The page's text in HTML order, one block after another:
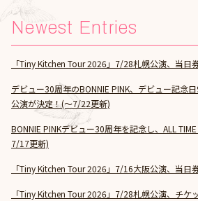
Newest Entries
「Tiny Kitchen Tour 2026」7/28札幌公演、当日
デビュー30周年のBONNIE PINK、デビュー記念
公演が決定！(～7/22更新)
BONNIE PINKデビュー30周年を記念し、ALL
7/17更新)
「Tiny Kitchen Tour 2026」7/16大阪公演、当日
「Tiny Kitchen Tour 2026」7/28札幌公演、チケ